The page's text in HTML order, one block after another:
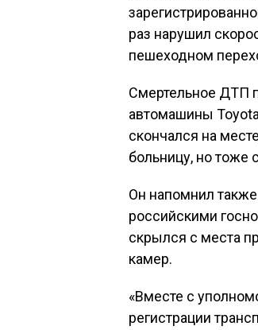
раз нарушил
пешеходном
Смертельное ДТП
автомашины
скончался на
больницу, но тоже
Он напомнил
российскими
скрылся с места
камер.
«Вместе с
регистрации